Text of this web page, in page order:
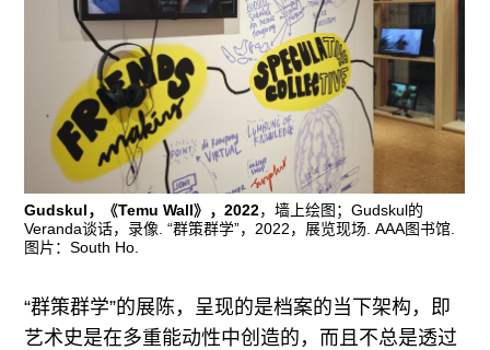
Gudskul，《Temu Wall》，2022，墙上绘图；Gudskul的
Veranda谈话，录像. “群策群学”，2022，展览现场. AAA图书馆.
图片：South Ho.
“群策群学”的展陈，呈现的是档案的当下架构，即
艺术史是在多重能动性中创造的，而且不总是透过